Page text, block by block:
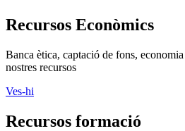
Recursos Econòmics
Banca ètica, captació de fons,
nostres recursos
Ves-hi
Recursos formació